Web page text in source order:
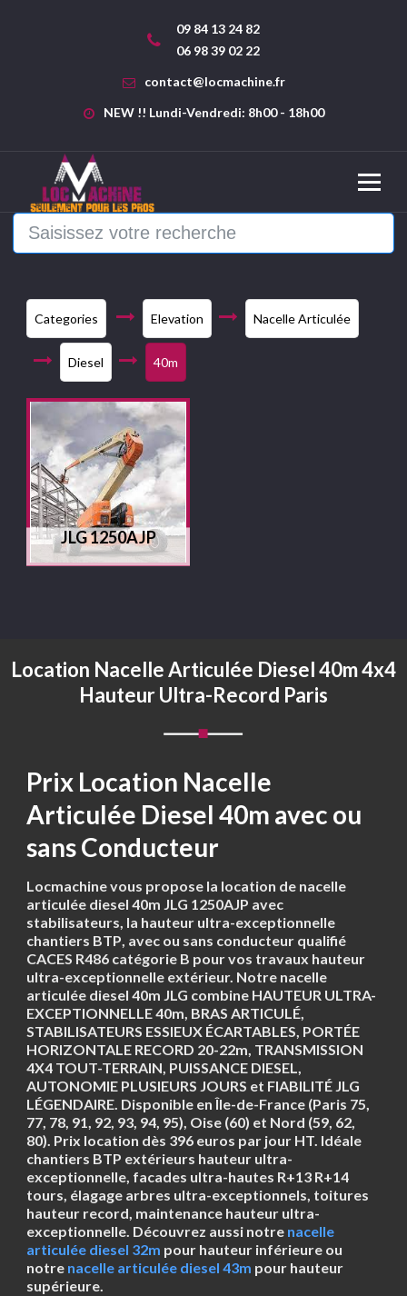
09 84 13 24 82
06 98 39 02 22
contact@locmachine.fr
NEW !! Lundi-Vendredi: 8h00 - 18h00
Categories Elevation Nacelle Articulée
Diesel 40m
JLG 1250AJP
Location Nacelle Articulée Diesel 40m 4x4
Hauteur Ultra-Record Paris
Prix Location Nacelle
Articulée Diesel 40m avec ou
sans Conducteur
Locmachine vous propose la location de nacelle
articulée diesel 40m JLG 1250AJP avec
stabilisateurs, la hauteur ultra-exceptionnelle
chantiers BTP, avec ou sans conducteur qualifié
CACES R486 catégorie B pour vos travaux hauteur
ultra-exceptionnelle extérieur. Notre nacelle
articulée diesel 40m JLG combine HAUTEUR ULTRA-
EXCEPTIONNELLE 40m, BRAS ARTICULÉ,
STABILISATEURS ESSIEUX ÉCARTABLES, PORTÉE
HORIZONTALE RECORD 20-22m, TRANSMISSION
4X4 TOUT-TERRAIN, PUISSANCE DIESEL,
AUTONOMIE PLUSIEURS JOURS et FIABILITÉ JLG
LÉGENDAIRE. Disponible en Île-de-France (Paris 75,
77, 78, 91, 92, 93, 94, 95), Oise (60) et Nord (59, 62,
80). Prix location dès 396 euros par jour HT. Idéale
chantiers BTP extérieurs hauteur ultra-
exceptionnelle, facades ultra-hautes R+13 R+14
tours, élagage arbres ultra-exceptionnels, toitures
hauteur record, maintenance hauteur ultra-
exceptionnelle. Découvrez aussi notre nacelle
articulée diesel 32m pour hauteur inférieure ou
notre nacelle articulée diesel 43m pour hauteur
supérieure.